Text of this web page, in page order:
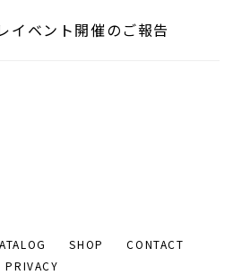
イベント開催のご報告
SHOP
CONTACT
PRIVACY